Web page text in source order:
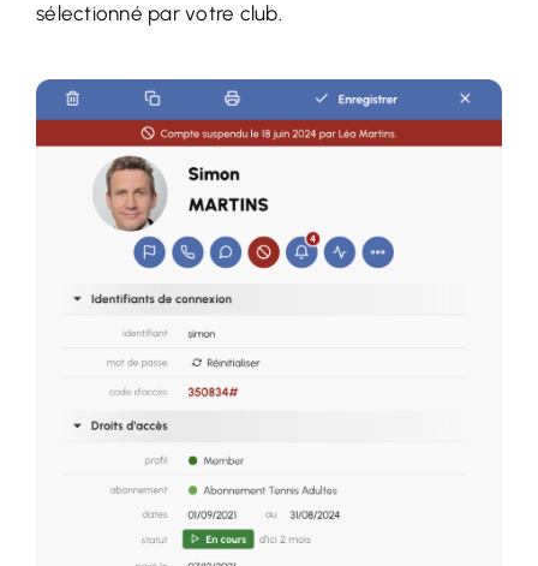
sélectionné par votre club.